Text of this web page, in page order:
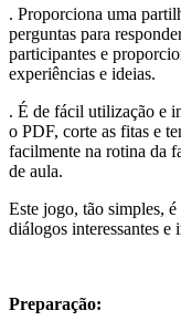
. Proporciona uma
perguntas para
participantes e
experiências e ideias.
. É de fácil utilização e
o PDF, corte as fitas e
facilmente na rotina da
de aula.
Este jogo, tão simples,
diálogos interessantes e
Preparação: